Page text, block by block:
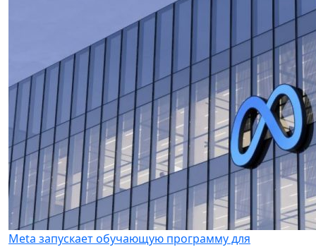
Meta запускает обучающую программу для